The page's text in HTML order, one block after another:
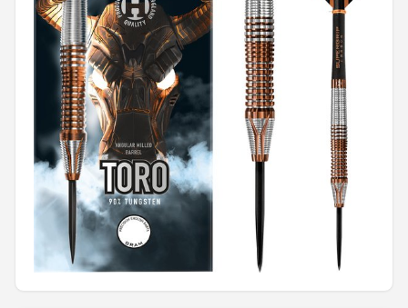
Spelregels
Uitgooilijst
Dartshop
POPULAIRE MERKEN
Target
Winmau